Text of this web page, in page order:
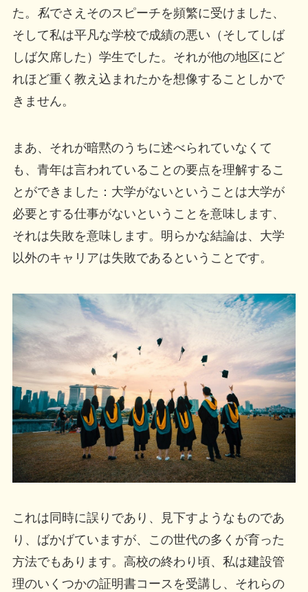
た。 私でさえそのスピーチを頻繁に受けました、
そして私は平凡な学校で成績の悪い（そしてしば
しば欠席した）学生でした。それが他の地区にど
れほど重く教え込まれたかを想像することしかで
きません。
まあ、それが暗黙のうちに述べられていなくて
も、青年は言われていることの要点を理解するこ
とができました：大学がないということは大学が
必要とする仕事がないということを意味します、
それは失敗を意味します。明らかな結論は、大学
以外のキャリアは失敗であるということです。
これは同時に誤りであり、見下すようなものであ
り、ばかげていますが、この世代の多くが育った
方法でもあります。高校の終わり頃、私は建設管
理のいくつかの証明書コースを受講し、それらの